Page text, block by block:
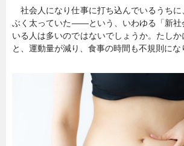
副業
暮らし
社会人になり仕事に打ち込んでいるうちに
ぶく太っていた――という、いわゆる「新社
いる人は多いのではないでしょうか。たし
と、運動量が減り、食事の時間も不規則にな